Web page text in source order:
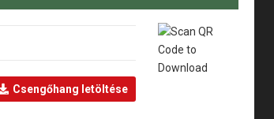
Csengőhang letöltése